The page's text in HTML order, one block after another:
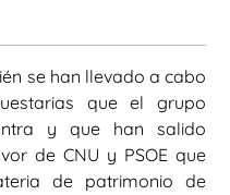
se han llevado a cabo
que el grupo
y que han salido
de CNU y PSOE que
de patrimonio de